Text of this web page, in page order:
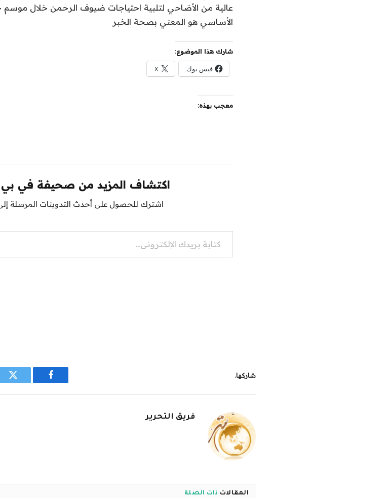
الأساسي هو المعني بصحة الخبر
شارك هذا الموضوع:
فيس بوك X
معجب بهذه:
اكتشاف المزيد من صحيفة في بي
اشترك للحصول على أحدث التدوينات المرسلة إلى
كتابة بريدك الإلكتروني...
شاركها.
فيسبوك
فريق التحرير
المقالات ذات الصلة